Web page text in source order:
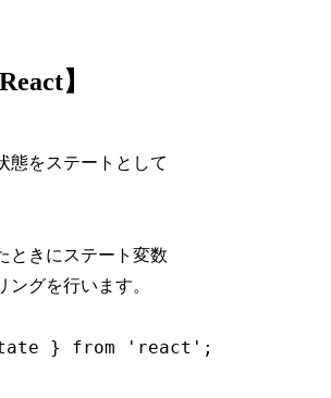
】
態をステートとして
ときにステート変数
ングを行います。
} from 'react';